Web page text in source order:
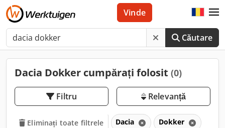
Căutare
Vinde
Dacia Dokker cumpărați folosit (0)
Filtru Relevanță
Eliminați toate filtrele Dacia Dokker